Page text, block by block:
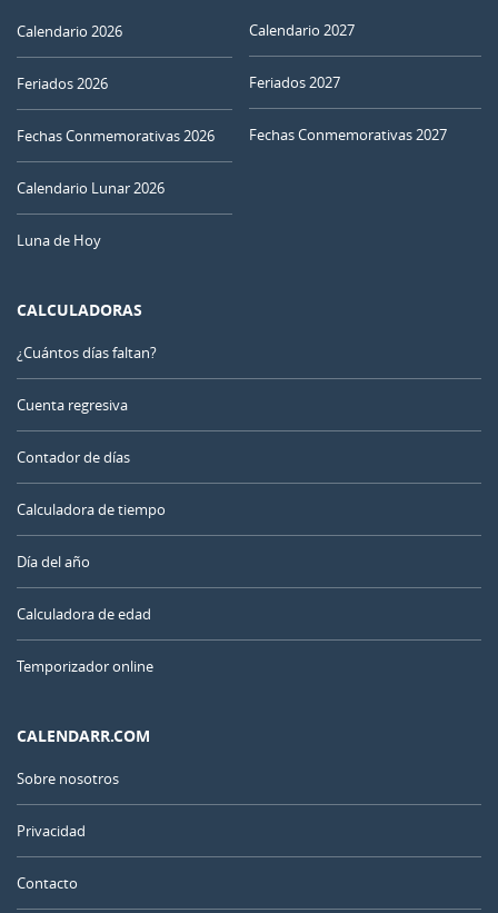
Calendario 2026
Feriados 2026
Fechas Conmemorativas 2026
Calendario Lunar 2026
Luna de Hoy
Calendario 2027
Feriados 2027
Fechas Conmemorativas 2027
CALCULADORAS
¿Cuántos días faltan?
Cuenta regresiva
Contador de días
Calculadora de tiempo
Día del año
Calculadora de edad
Temporizador online
CALENDARR.COM
Sobre nosotros
Privacidad
Contacto